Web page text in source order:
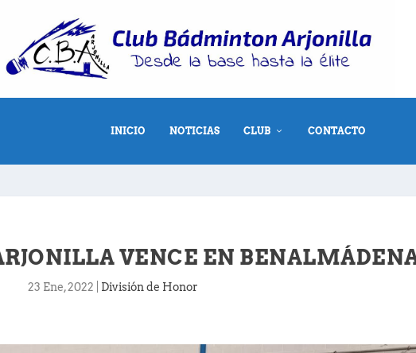
INICIO NOTICIAS CLUB CONTACTO
VENCE EN
23 Ene, 2022 División de Honor